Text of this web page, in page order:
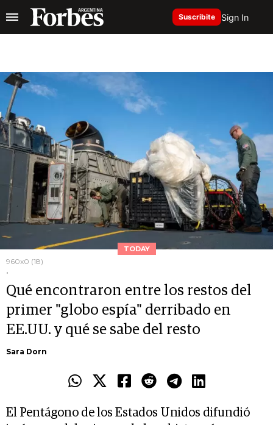
Suscribite Sign In
TODAY
960x0 (18)
.
Qué encontraron entre los restos del
primer "globo espía" derribado en
EE.UU. y qué se sabe del resto
Sara Dorn
El Pentágono de los Estados Unidos difundió